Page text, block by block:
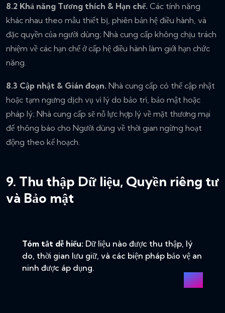
8.2 Khả năng Tương thích & Hạn chế. Các tính năng
khác nhau theo mẫu thiết bị, phiên bản hệ điều hành, và
đặc quyền của người dùng; Nhà cung cấp không chịu trách
nhiệm về các hạn chế ở cấp hệ điều hành làm giới hạn chức
năng.
8.3 Cập nhật & Gián đoạn. Nhà cung cấp có thể cập nhật
hoặc tạm ngưng dịch vụ vì lý do bảo trì, bảo mật hoặc
pháp lý; Nhà cung cấp sẽ nỗ lực hợp lý về mặt thương mại
để thông báo cho Người dùng về thời gian ngừng hoạt
động theo kế hoạch.
9. Thu thập Dữ liệu, Quyền riêng tư
và Bảo mật
Tóm tắt dễ hiểu: Dữ liệu nào được thu thập, lý
do, thời gian lưu giữ, và các biện pháp bảo vệ an
ninh được áp dụng.